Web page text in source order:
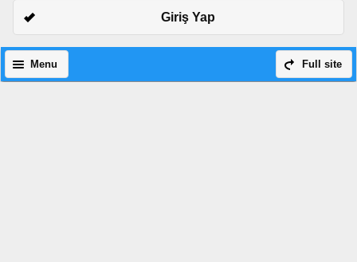
Giriş Yap
Full site
Menu